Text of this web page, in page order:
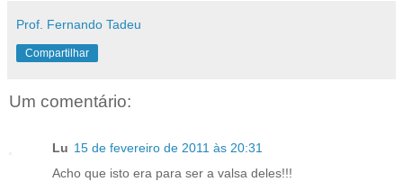
Prof. Fernando Tadeu
Compartilhar
Um comentário:
Lu 15 de fevereiro de 2011 às 20:31
Acho que isto era para ser a valsa deles!!!